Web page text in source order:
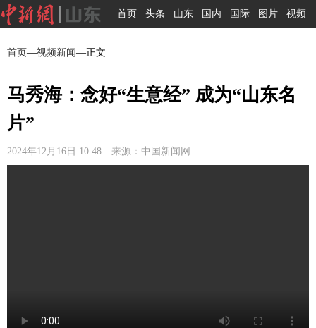
首页 头条 山东 国内 国际 图片 视频
首页—视频新闻—正文
马秀海：念好“生意经” 成为“山东名
片”
2024年12月16日 10:48 来源：中国新闻网